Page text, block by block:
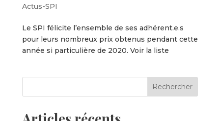
Actus-SPI
Le SPI félicite l’ensemble de ses adhérent.e.s
pour leurs nombreux prix obtenus pendant cette
année si particulière de 2020. Voir la liste